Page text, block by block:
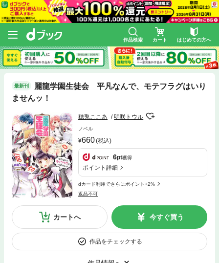
作品検索 カート はじめての方へ
最新刊
麗龍学園生徒会 平凡なんで、モテフラグはいり
ませんッ！
穂兎ここあ 明咲トウル
ノベル
660(税込)
6pt獲得
ポイント詳細
dカード利用でさらにポイント+2%
返品不可
カートへ 今すぐ買う
作品をチェックする